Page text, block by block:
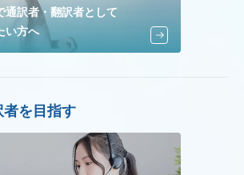
通訳者・翻訳者として
い方へ
を目指す